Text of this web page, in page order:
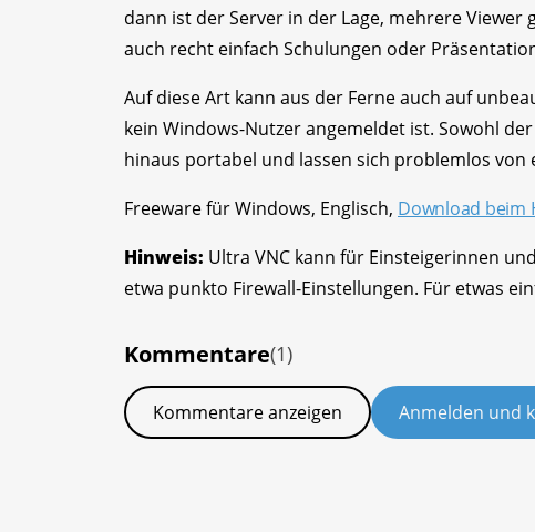
dann ist der Server in der Lage, mehrere Viewer
auch recht einfach Schulungen oder
Auf diese Art kann aus der Ferne auch auf
kein Windows-Nutzer angemeldet ist. Sowohl
hinaus portabel und lassen sich problemlos von
Freeware für Windows, Englisch, Download beim
Hinweis: Ultra VNC kann für Einsteigerinnen
etwa punkto Firewall-Einstellungen. Für etwas
Kommentare(1)
Kommentare anzeigen Anmelden und